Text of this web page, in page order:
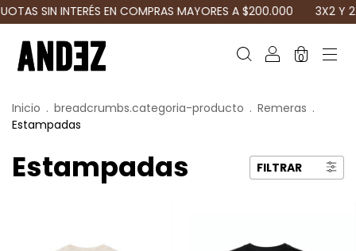
SIN INTERÉS EN COMPRAS MAYORES A $200.000 3X2 Y
0
Inicio . breadcrumbs.categoria-producto . Remeras .
Estampadas
Estampadas FILTRAR